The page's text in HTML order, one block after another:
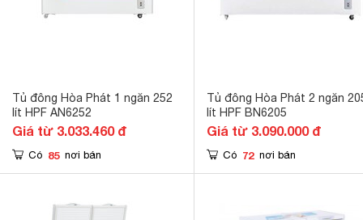
Tủ đông Hòa Phát 1 ngăn 252
lít HPF AN6252
Giá từ 3.033.460 đ
Có 85 nơi bán
Tủ đông Hòa Phát 2 ngăn
lít HPF BN6205
Giá từ 3.090.000 đ
Có 72 nơi bán